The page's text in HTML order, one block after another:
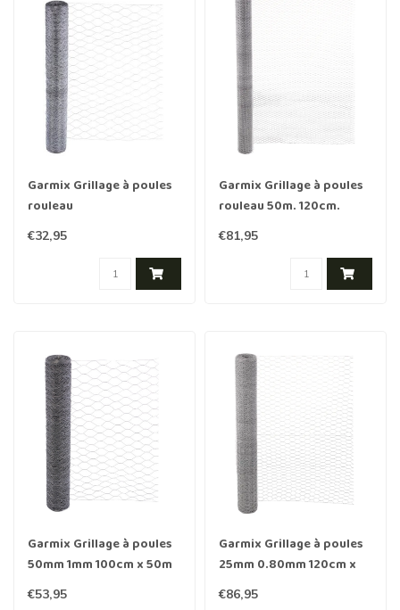
Garmix Grillage à poules
rouleau
50m./100cm./50mm./0.7mm
€32,95
Garmix Grillage à poules
rouleau 50m. 120cm.
13mm. 0,7mm galvanisée
€81,95
Garmix Grillage à poules
50mm 1mm 100cm x 50m
Galvanisée
€53,95
Garmix Grillage à poules
25mm 0.80mm 120cm x
50m Galvanisée
€86,95